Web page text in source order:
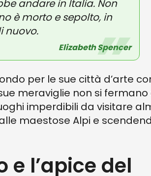
andare in Italia. Non
è morto e sepolto, in
nuovo.
Elizabeth Spencer
per le sue città d’arte
meraviglie non si
imperdibili da visitare
maestose Alpi e
e l’apice del